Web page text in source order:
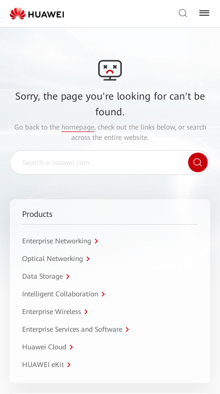
Sorry, the page you're looking for can't be
found.
Go back to the homepage, check out the links below, or search
across the entire website.
Products
Enterprise Networking
Optical Networking
Data Storage
Intelligent Collaboration
Enterprise Wireless
Enterprise Services and Software
Huawei Cloud
HUAWEI eKit